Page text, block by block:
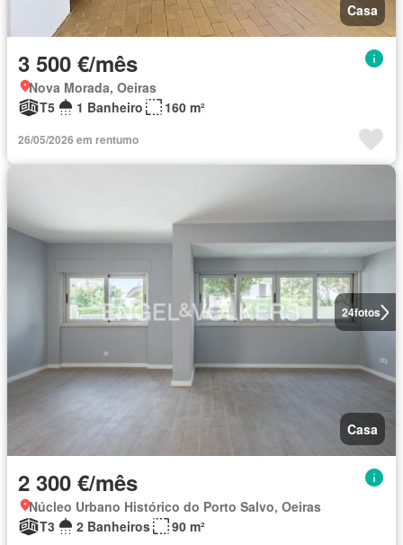
Casa
3 500 €/mês
Nova Morada, Oeiras
T5
1 Banheiro 160 m²
26/05/2026 em rentumo
24fotos
Casa
2 300 €/mês
Núcleo Urbano Histórico do Porto Salvo, Oeiras
T3
2 Banheiros 90 m²